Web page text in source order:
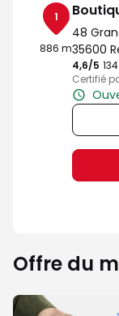
1
886 m
48
35600
4,6/5
Certifié
Offre du